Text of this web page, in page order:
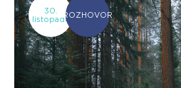
30.
listopaduROZHOVOR